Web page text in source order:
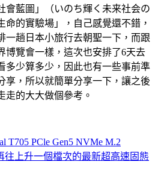
會藍圖」（いのち輝く未来社会の
命的實驗場」，自己感覺還不錯，
一趟日本小旅行去朝聖一下，而跟
博覽會一樣，這次也安排了6天去
多少算多少，因此也有一些事前準
享，所以就簡單分享一下，讓之後
走的大大做個參考。
T705 PCle Gen5 NVMe M.2
往上升一個檔次的最新超高速固態